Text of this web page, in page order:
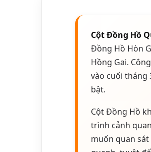
Cột Đồng Hồ
Đồng Hồ Hòn
Hồng Gai.
vào cuối tháng
bật.
Cột Đồng Hồ
trình cảnh
muốn quan